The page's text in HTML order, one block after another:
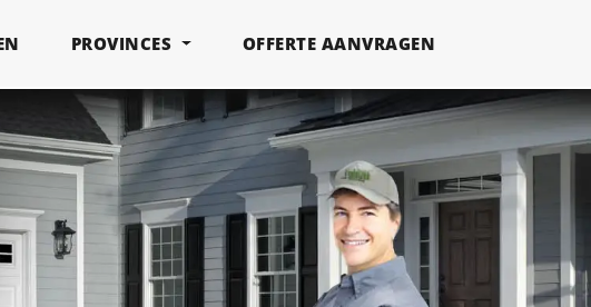
PROVINCES OFFERTE AANVRAGEN